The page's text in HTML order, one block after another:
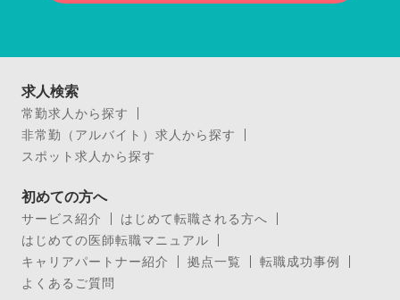
求人検索
常勤求人から探す
非常勤（アルバイト）求人から探す
スポット求人から探す
初めての方へ
サービス紹介
はじめて転職される方へ
はじめての医師転職マニュアル
キャリアパートナー紹介
拠点一覧
転職成功事例
よくあるご質問